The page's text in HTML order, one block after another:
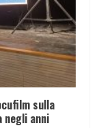
sulla
anni